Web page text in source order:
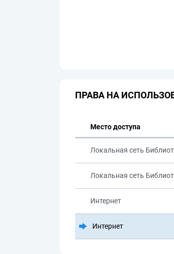
ПРАВА НА
Место доступа
Локальная сеть
Локальная сеть
Интернет
Интернет